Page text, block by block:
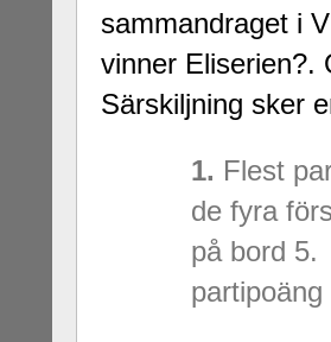
sammandraget i
vinner Eliserien?.
Särskiljning sker
1. Flest
de fyra
på bord